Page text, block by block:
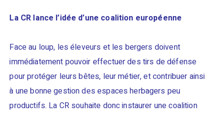
La CR lance l’idée d’une coalition européenne
Face au loup, les éleveurs et les bergers doivent
immédiatement pouvoir effectuer des tirs de défense
pour protéger leurs bêtes, leur métier, et contribuer ainsi
à une bonne gestion des espaces herbagers peu
productifs. La CR souhaite donc instaurer une coalition